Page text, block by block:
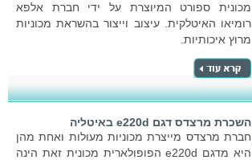
מכונית ספורט המיוצרת על ידי חברת אלפא
רומיאו האיטלקית. עיצוב וייצור בהשראת מכוניות
מרוץ איכותיות.
השכרת מרצדס דגם e220d באיטליה
חברת מרצדס מייצרת מכוניות מעולות ואחת מהן
היא מדגם e220d הפופולארית מכונית זאת הינה